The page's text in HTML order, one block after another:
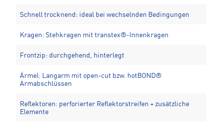
Schnell trocknend: ideal bei wechselnden Bedingungen
Kragen: Stehkragen mit transtex®-Innenkragen
Frontzip: durchgehend, hinterlegt
Ärmel: Langarm mit open-cut bzw. hotBOND®
Armabschlüssen
Reflektoren: perforierter Reflektorstreifen + zusätzliche
Elemente